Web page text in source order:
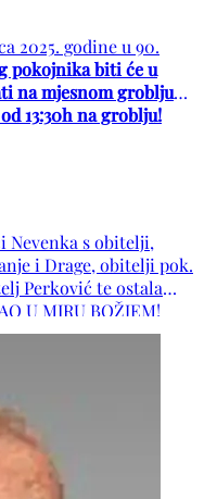
2025. godine u 90.
pokojnika biti će u
na mjesnom groblju
13:30h na groblju!
Nevenka s obitelji,
i Drage, obitelji pok.
Perković te ostala
U MIRU BOŽJEM!